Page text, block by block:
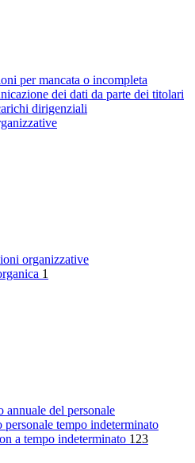
per mancata o incompleta
dei dati da parte dei titolari
dirigenziali
organizzative
1
annuale del personale
personale tempo indeterminato
a tempo indeterminato 123